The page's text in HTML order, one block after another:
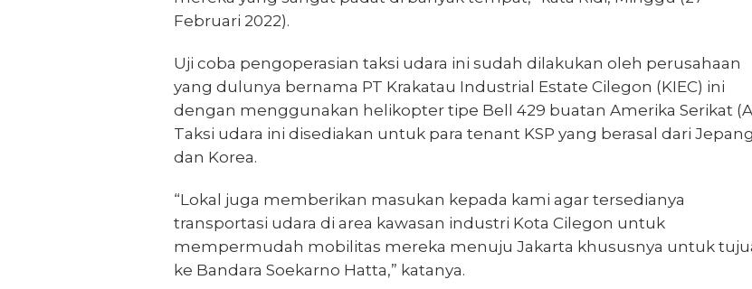
Februari 2022).
Uji coba pengoperasian taksi udara ini sudah dilakukan oleh perusahaan
yang dulunya bernama PT Krakatau Industrial Estate Cilegon (KIEC) ini
dengan menggunakan helikopter tipe Bell 429 buatan Amerika Serikat
Taksi udara ini disediakan untuk para tenant KSP yang berasal dari Jepang
dan Korea.
“Lokal juga memberikan masukan kepada kami agar tersedianya
transportasi udara di area kawasan industri Kota Cilegon untuk
mempermudah mobilitas mereka menuju Jakarta khususnya untuk
ke Bandara Soekarno Hatta,” katanya.